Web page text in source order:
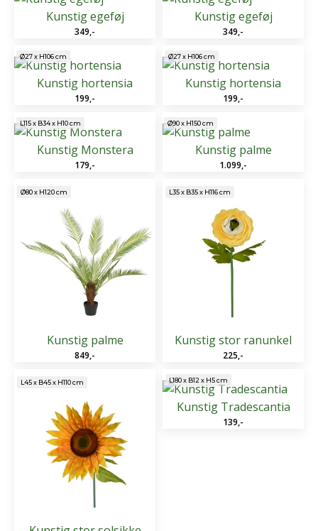
Kunstig egeføj
349,-
Kunstig egeføj
349,-
Ø27 x H106 cm
Kunstig hortensia
199,-
Ø27 x H106 cm
Kunstig hortensia
199,-
L115 x B34 x H10 cm
Kunstig Monstera
179,-
Ø90 x H150 cm
Kunstig palme
1.099,-
Ø80 x H120 cm
Kunstig palme
849,-
L35 x B35 x H116 cm
Kunstig stor ranunkel
225,-
L45 x B45 x H110 cm L180 x B12 x H5 cm
Kunstig Tradescantia
139,-